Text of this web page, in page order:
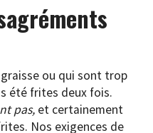
ou qui sont trop
été frites deux fois.
pas, et certainement
Nos exigences de